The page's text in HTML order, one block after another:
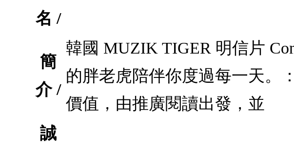
名 /
簡
介 /
韓國 MUZIK TIGER 明信片
的胖老虎陪伴你度過每一天。
價值，由推廣閱讀出發，並
誠